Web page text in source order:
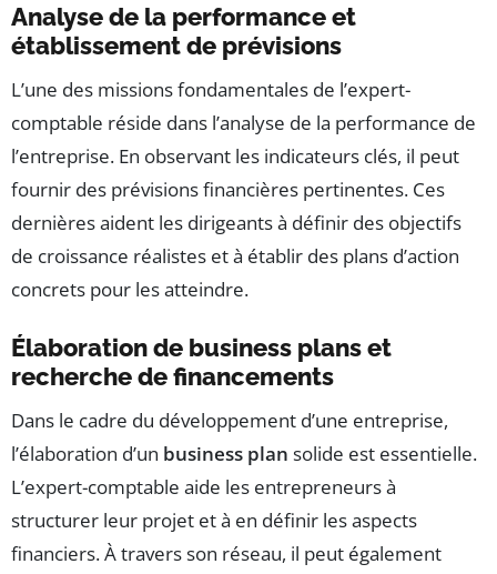
Analyse de la performance et
établissement de prévisions
L’une des missions fondamentales de l’expert-
comptable réside dans l’analyse de la performance de
l’entreprise. En observant les indicateurs clés, il peut
fournir des prévisions financières pertinentes. Ces
dernières aident les dirigeants à définir des objectifs
de croissance réalistes et à établir des plans d’action
concrets pour les atteindre.
Élaboration de business plans et
recherche de financements
Dans le cadre du développement d’une entreprise,
l’élaboration d’un business plan solide est essentielle.
L’expert-comptable aide les entrepreneurs à
structurer leur projet et à en définir les aspects
financiers. À travers son réseau, il peut également